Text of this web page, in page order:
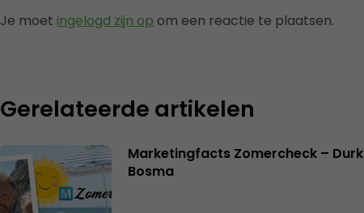
Je moet ingelogd zijn op om een reactie te plaatsen.
Gerelateerde artikelen
Marketingfacts Zomercheck – Durk
Bosma